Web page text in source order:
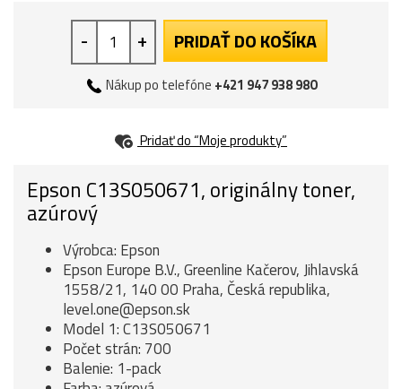
- + PRIDAŤ DO KOŠÍKA
Nákup po telefóne +421 947 938 980
Pridať do “Moje produkty”
Epson C13S050671, originálny toner,
azúrový
Výrobca: Epson
Epson Europe B.V., Greenline Kačerov, Jihlavská
1558/21, 140 00 Praha, Česká republika,
level.one@epson.sk
Model 1: C13S050671
Počet strán: 700
Balenie: 1-pack